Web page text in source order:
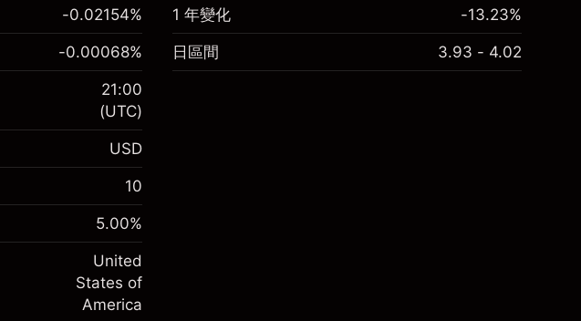
$1,000.00
-0.02154
(-$4.31)
值）
$19,000.00
-0.02154%
$1,000.00
-0.000682
(-$0.14)
）
$20,000.00
$19,000.00
-0.00068%
21:00
(UTC)
USD
10
5.00%
United
States of
America
1 年變化 -13.23%
日區間 3.93 - 4.02